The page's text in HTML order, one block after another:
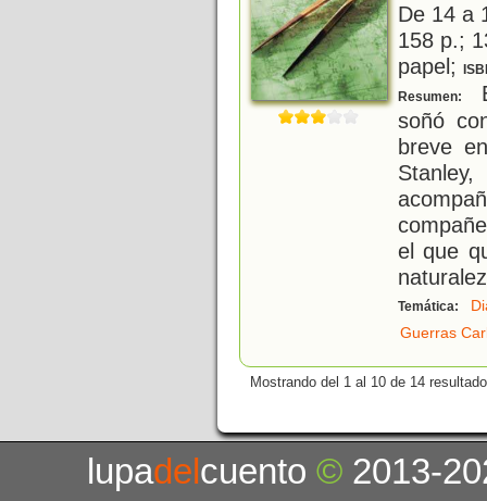
De 14 a
158 p.;
papel;
Resumen:
soñó
breve
el que
Temática:
Guerras
Mostrando del 1 al 10 de 14
lupadelcuento© 2013-